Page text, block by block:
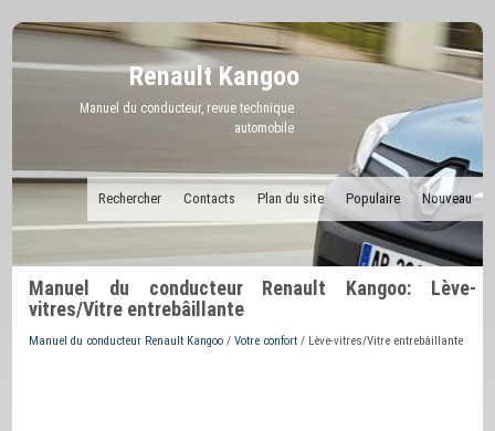
Renault Kangoo
Manuel du conducteur, revue technique
automobile
Nouveau
Populaire
Plan du site
Contacts
Rechercher
Manuel du conducteur Renault Kangoo: Lève-
vitres/Vitre entrebâillante
Manuel du conducteur Renault Kangoo /Votre confort / Lève-vitres/Vitre entrebâillante